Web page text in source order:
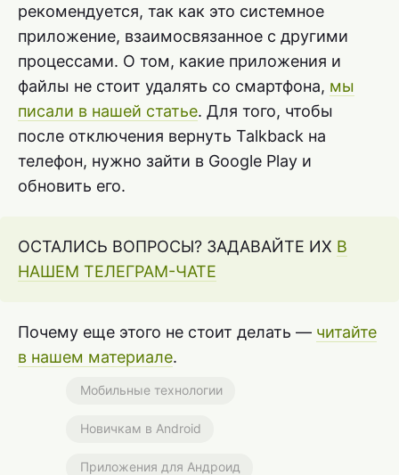
рекомендуется, так как это системное
приложение, взаимосвязанное с другими
процессами. О том, какие приложения и
файлы не стоит удалять со смартфона, мы
писали в нашей статье. Для того, чтобы
после отключения вернуть Talkback на
телефон, нужно зайти в Google Play и
обновить его.
ОСТАЛИСЬ ВОПРОСЫ? ЗАДАВАЙТЕ ИХ В
НАШЕМ ТЕЛЕГРАМ-ЧАТЕ
Почему еще этого не стоит делать — читайте
в нашем материале.
Мобильные технологии
Новичкам в Android
Приложения для Андроид